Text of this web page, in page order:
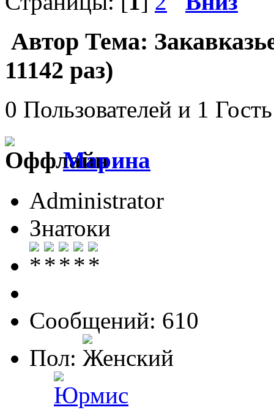
Автор Тема:
11142 раз)
0 Пользователей и 1
Марина
Administrator
Знатоки
Сообщений: 610
Пол: